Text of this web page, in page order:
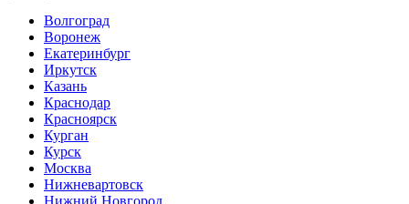
Волгоград
Воронеж
Екатеринбург
Иркутск
Казань
Краснодар
Красноярск
Курган
Курск
Москва
Нижневартовск
Нижний Новгород